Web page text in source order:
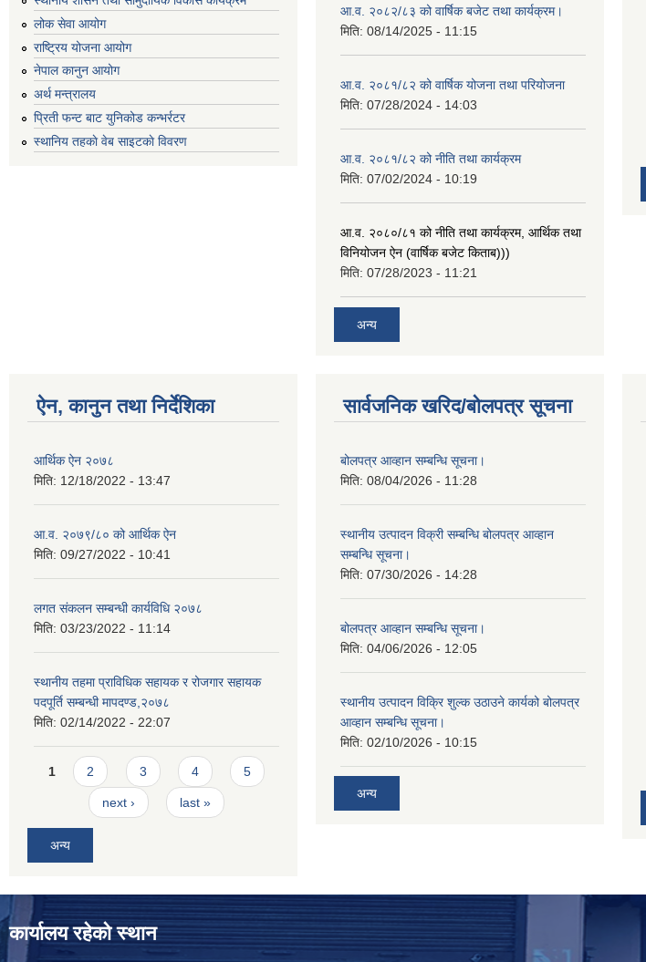
लोक सेवा आयोग
राष्ट्रिय योजना आयोग
नेपाल कानुन आयोग
अर्थ मन्त्रालय
प्रिती फन्ट बाट युनिकोड कन्भर्रटर
स्थानिय तहकाे वेब साइटकाे विवरण
आ.व. २०८२/८३ को वार्षिक बजेट तथा कार्यक्रम।
मिति: 08/14/2025 - 11:15
आ.व. २०८१/८२ को वार्षिक योजना तथा परियोजना
मिति: 07/28/2024 - 14:03
आ.व. २०८१/८२ को नीति तथा कार्यक्रम
मिति: 07/02/2024 - 10:19
आ.व. २०८०/८१ को नीति तथा कार्यक्रम, आर्थिक तथा
विनियोजन ऐन (वार्षिक बजेट किताब)))
मिति: 07/28/2023 - 11:21
अन्य
ऐन, कानुन तथा निर्देशिका
आर्थिक ऐन २०७८
मिति: 12/18/2022 - 13:47
आ.व. २०७९/८० को आर्थिक ऐन
मिति: 09/27/2022 - 10:41
लगत संकलन सम्बन्धी कार्यविधि २०७८
मिति: 03/23/2022 - 11:14
स्थानीय तहमा प्राविधिक सहायक र रोजगार सहायक
पदपूर्ति सम्बन्धी मापदण्ड,२०७८
मिति: 02/14/2022 - 22:07
Pages
1 2 3 4 5
next › last »
अन्य
सार्वजनिक खरिद/बोलपत्र सूचना
बोलपत्र आव्हान सम्बन्धि सूचना।
मिति: 08/04/2026 - 11:28
स्थानीय उत्पादन विक्री सम्बन्धि बोलपत्र आव्हान
सम्बन्धि सूचना।
मिति: 07/30/2026 - 14:28
बोलपत्र आव्हान सम्बन्धि सूचना।
मिति: 04/06/2026 - 12:05
स्थानीय उत्पादन विक्रि शुल्क उठाउने कार्यको बोलपत्र
आव्हान सम्बन्धि सूचना।
मिति: 02/10/2026 - 10:15
अन्य
कार्यालय रहेको स्थान